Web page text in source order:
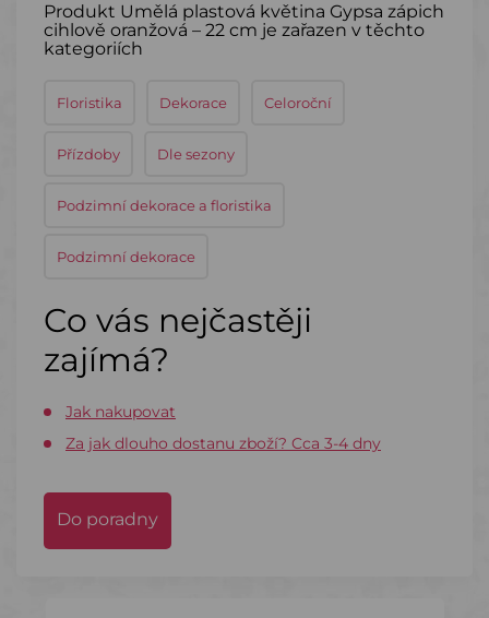
Produkt Umělá plastová květina Gypsa zápich
cihlově oranžová – 22 cm je zařazen v těchto
kategoriích
Floristika Dekorace Celoroční
Přízdoby Dle sezony
Podzimní dekorace a floristika
Podzimní dekorace
Co vás nejčastěji
zajímá?
Jak nakupovat
Za jak dlouho dostanu zboží? Cca 3-4 dny
Do poradny